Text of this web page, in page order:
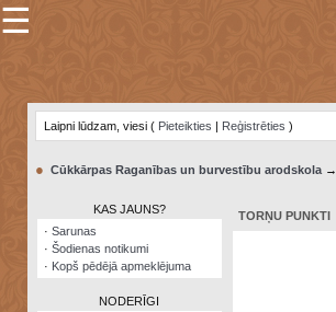
×
Šodienas
notikumi
☰
Laipni lūdzam, viesi ( Pieteikties | Reģistrēties )
● Cūkkārpas Raganības un burvestību arodskola→
KAS JAUNS?
· Sarunas
· Šodienas notikumi
· Kopš pēdējā apmeklējuma
NODERĪGI
TORŅU PUNKTI